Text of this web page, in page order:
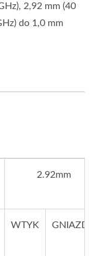
2,92 mm (40
do 1,0 mm
2.92mm
WTYK